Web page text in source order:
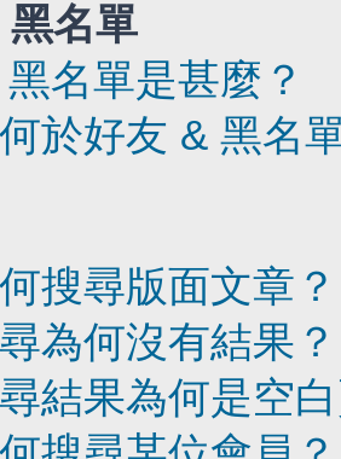
名單
名單是甚麼？
於好友 & 黑名
搜尋版面文章？
為何沒有結果？
結果為何是空